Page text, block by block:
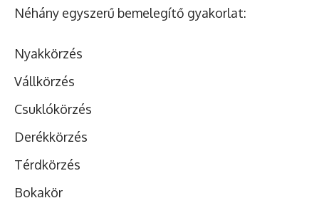
Néhány egyszerű bemelegítő gyakorlat:
Nyakkörzés
Vállkörzés
Csuklókörzés
Derékkörzés
Térdkörzés
Bokakör